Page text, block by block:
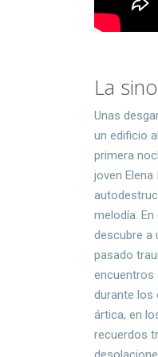
La
Unas
un edificio
primera
joven Elena
melodía.
descubre a
pasado
encuentros
durante los
ártica, en
recuerdos